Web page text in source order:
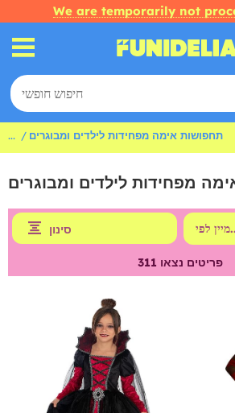
We are temporarily not
... תחפושות אימה מפחידות לילדים ומבוגרים
מפחידות לילדים ומבוגרים
סינון
311 פריטים נצאו